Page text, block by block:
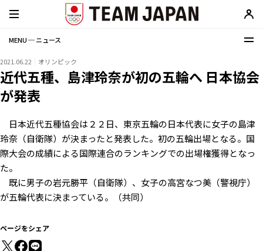
MENU ─ ニュース
2021.06.22 オリンピック
近代五種、島津玲奈が初の五輪へ 日本協会
が発表
日本近代五種協会は２２日、東京五輪の日本代表に女子の島津
玲奈（自衛隊）が決まったと発表した。初の五輪出場となる。国
際大会の成績による国際連合のランキングでの出場権獲得となっ
た。
既に男子の岩元勝平（自衛隊）、女子の高宮なつ美（警視庁）
が五輪代表に決まっている。（共同）
ページをシェア